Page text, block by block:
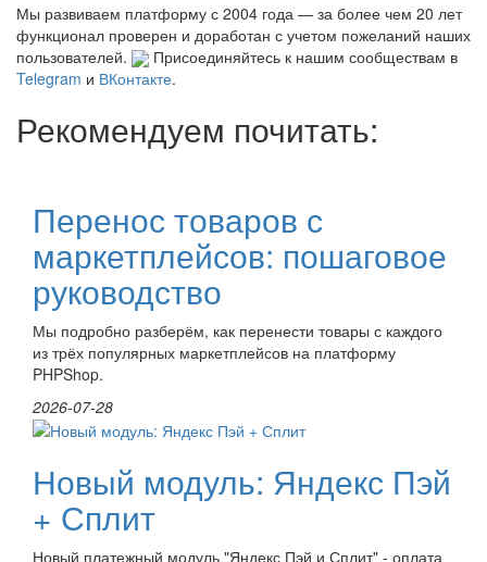
Мы развиваем платформу с 2004 года — за более чем 20 лет
функционал проверен и доработан с учетом пожеланий наших
пользователей.
Присоединяйтесь к нашим сообществам в
Telegram и ВКонтакте.
Рекомендуем почитать:
Перенос товаров с
маркетплейсов: пошаговое
руководство
Мы подробно разберём, как перенести товары с каждого
из трёх популярных маркетплейсов на платформу
PHPShop.
2026-07-28
Новый модуль: Яндекс Пэй
+ Сплит
Новый платежный модуль "Яндекс Пэй и Сплит" - оплата